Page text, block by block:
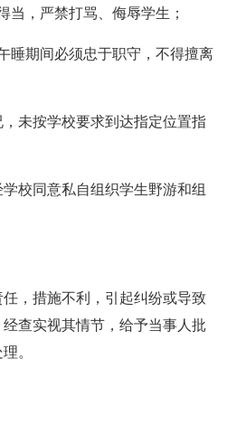
当，严禁打骂、侮辱学生；
睡期间必须忠于职守，不得擅离
未按学校要求到达指定位置指
校同意私自组织学生野游和组
，措施不利，引起纠纷或导致
查实视其情节，给予当事人批
。